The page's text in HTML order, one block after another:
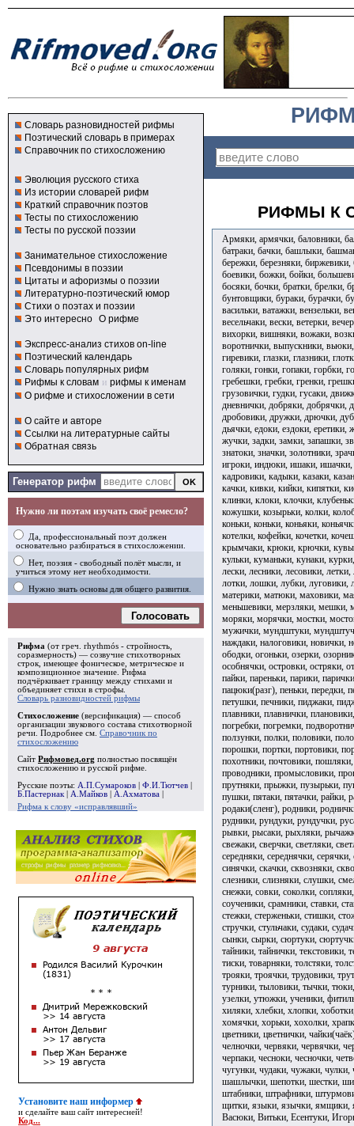
Словарь разновидностей рифмы
Поэтический словарь в примерах
Справочник по стихосложению
Эволюция русского стиха
Из истории словарей рифм
Краткий справочник поэтов
Тесты по стихосложению
Тесты по русской поэзии
Занимательное стихосложение
Псевдонимы в поэзии
Цитаты и афоризмы о поэзии
Литературно-поэтический юмор
Стихи о поэтах и поэзии
Это интересно О рифме
Экспресс-анализ стихов on-line
Поэтический календарь
Словарь популярных рифм
Рифмы к словам и рифмы к именам
О рифме и стихосложении в сети
О сайте и авторе
Ссылки на литературные сайты
Обратная связь
Генератор рифм
Нужно ли поэтам изучать своё ремесло?
Да, профессиональный поэт должен
основательно разбираться в стихосложении.
Нет, поэзия - свободный полёт мысли, и
учиться этому нет необходимости.
Нужно знать основы для общего развития.
Голосовать
Рифма (от греч. rhythmós - стройность,
соразмерность) — созвучие стихотворных
строк, имеющее фоническое, метрическое и
композиционное значение. Рифма
подчёркивает границу между стихами и
объединяет стихи в строфы
Словарь разновидностей рифмы
Стихосложение (версификация) — способ
организации звукового состава стихотворной
речи. Подробнее см. Справочник по
стихосложению
Сайт Рифмовед.org полностью посвящён
стихосложению и русской рифме.
Русские поэты: А.П.Сумароков Ф.И.Тютчев
Б.Пастернак
А.Майков А.Ахматова
Рифма к слову «исправлявший»
Установите наш информер
и сделайте ваш сайт интересней!
Код...
РИФМЫ К
Армяки, армячки, баловники,
батраки, бачки, башлыки,
бережки, березняки,
боевики, божки, бойки,
босяки, бочки, братки, брелки,
бунтовщики, бураки, бурачки,
васильки, ватажки, вензельки,
весельчаки, вески, ветерки,
вихорки, вишняки, вожаки,
воротнички, выпускники,
гиревики, глазки, глазники,
голяки, гонки, гопаки, горбки,
гребешки, гребки, гренки,
грузовички, гудки, гусаки,
дневнички, добряки,
дробовики, дружки, дрючки,
дьячки, едоки, ездоки,
жучки, задки, замки, запашки,
знатоки, значки, золотники,
игроки, индюки, ишаки, ишачки,
кадровики, кадыки, казаки,
качки, кивки, кийки, кипятки,
клинки, клоки, клочки,
кожушки, козырьки, колки,
коньки, коньки, коньяки,
котелки, кофейки, кочетки,
крымчаки, крюки, крючки,
кульки, куманьки, кунаки,
лески, лесники, лесовики,
лотки, лошки, лубки, луговики,
материки, матюки, маховики,
меньшевики, мерзляки, мешки,
моряки, морячки, мостки,
мужички, мундштуки,
наждаки, налоговики, новички,
ободки, огоньки, озерки,
особнячки, островки, остряки,
пайки, пареньки, парики,
пацюки(разг), пеньки, передки,
петушки, печники, пиджаки,
плавники, плавнички,
погребки, погремки,
ползунки, полки, половики,
порошки, портки, портовики,
похотники, почтовики,
проводники, промысловики,
прутняки, прыжки, пузырьки,
пушки, пятаки, пятачки, райки,
родаки(сленг), родники,
рудники, рундуки, рундучки,
рывки, рысаки, рыхляки,
свежаки, сверчки, светляки,
середняки, середнячки,
синячки, скачки, сквозняки,
слезники, слизняки, слушки,
снежки, совки, соколки,
соученики, срамники, ставки,
стежки, стерженьки, стишки,
стручки, стульчаки, судаки,
сынки, сырки, сюртуки,
тайники, тайнички, текстовики,
тиски, товарняки, толстяки,
трояки, троячки, трудовики,
турники, тыловики, тычки,
узелки, утюжки, ученики,
хиляки, хлебки, хлопки,
хомячки, хорьки, хохолки,
цветники, цветнички,
челночки, червяки, червячки,
черпаки, чесноки, чесночки,
чугунки, чудаки, чужаки,
шашлычки, шепотки, шестки,
штабники, штрафники,
щитки, языки, язычки, ямщики,
Васюки, Витьки, Есентуки,